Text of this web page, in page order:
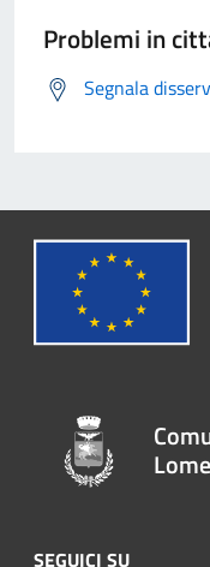
Problemi in
Segnala
SEGUICI SU